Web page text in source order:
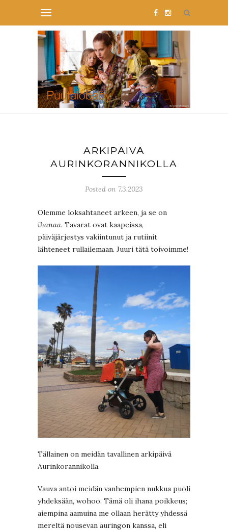
ARKIPÄIVÄ
AURINKORANNIKOLLA
Posted on 7.3.2023
Olemme loksahtaneet arkeen, ja se on
ihanaa. Tavarat ovat kaapeissa,
päiväjärjestys vakiintunut ja rutiinit
lähteneet rullailemaan. Juuri tätä toivoimme!
Tällainen on meidän tavallinen arkipäivä
Aurinkorannikolla.
Vauva antoi meidän vanhempien nukkua puoli
yhdeksään, wohoo. Tämä oli ihana poikkeus;
aiempina aamuina me ollaan herätty yhdessä
mereltä nousevan auringon kanssa, eli